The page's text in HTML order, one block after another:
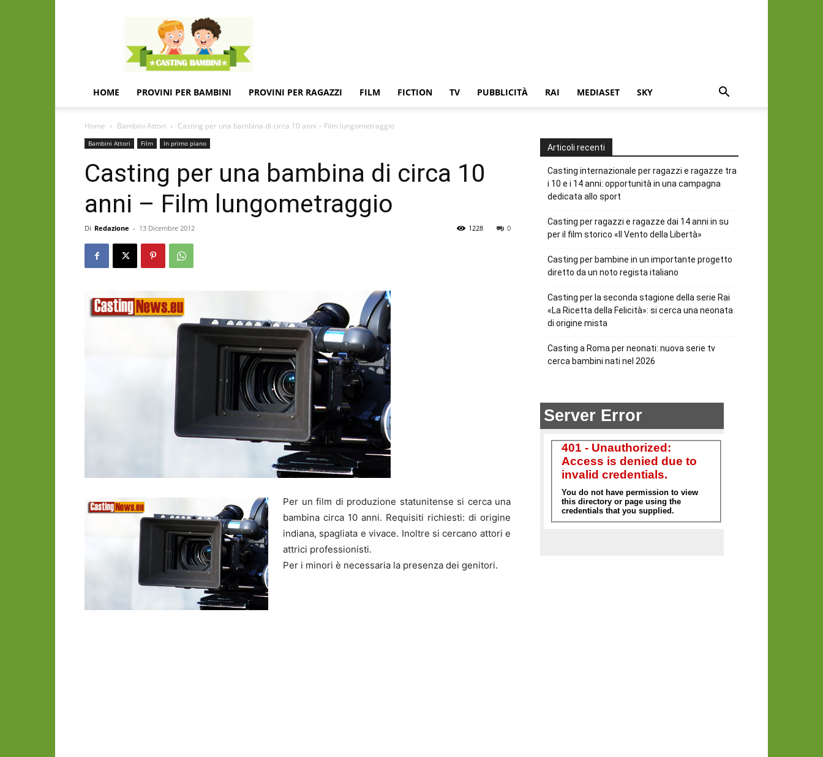
Casting
e
provini
per
bambini
e
HOME PROVINI PER BAMBINI PROVINI PER RAGAZZI FILM FICTION TV PUBBLICITÀ RAI MEDIASET SKY
Home Bambini Attori Casting per una bambina di circa 10 anni – Film lungometraggio
Bambini Attori Film In primo piano
Casting per una bambina di circa 10
anni – Film lungometraggio
Di Redazione - 13 Dicembre 2012 0
1228
Per un film di produzione statunitense si cerca una
bambina circa 10 anni. Requisiti richiesti: di origine
indiana, spagliata e vivace. Inoltre si cercano attori e
attrici professionisti.
Per i minori è necessaria la presenza dei genitori.
Articoli recenti
Casting internazionale per ragazzi e ragazze tra
i 10 e i 14 anni: opportunità in una campagna
dedicata allo sport
Casting per ragazzi e ragazze dai 14 anni in su
per il film storico «Il Vento della Libertà»
Casting per bambine in un importante progetto
diretto da un noto regista italiano
Casting per la seconda stagione della serie Rai
«La Ricetta della Felicità»: si cerca una neonata
di origine mista
Casting a Roma per neonati: nuova serie tv
cerca bambini nati nel 2026